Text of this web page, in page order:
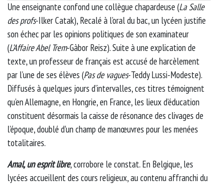
Une enseignante confond une collègue chapardeuse (La Salle
des profs-Ilker Catak), Recalé à l’oral du bac, un lycéen justifie
son échec par les opinions politiques de son examinateur
(L’Affaire Abel Trem-Gàbor Reisz). Suite à une explication de
texte, un professeur de français est accusé de harcèlement
par l’une de ses élèves (Pas de vagues-Teddy Lussi-Modeste).
Diffusés à quelques jours d’intervalles, ces titres témoignent
qu’en Allemagne, en Hongrie, en France, les lieux d’éducation
constituent désormais la caisse de résonance des clivages de
l’époque, doublé d'un champ de manœuvres pour les menées
totalitaires.
Amal, un esprit libre, corrobore le constat. En Belgique, les
lycées accueillent des cours religieux, au contenu affranchi du